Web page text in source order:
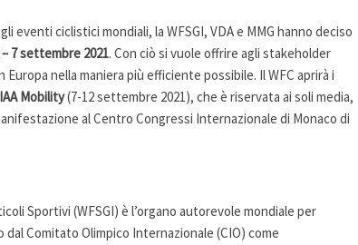
eventi ciclistici mondiali, la WFSGI, VDA e MMG hanno deciso
– 7 settembre 2021. Con ciò si vuole offrire agli stakeholder
nella maniera più efficiente possibile. Il WFC aprirà i
IAA Mobility(7-12 settembre 2021), che è riservata ai soli media,
al Centro Congressi Internazionale di Monaco di
Sportivi (WFSGI) è l’organo autorevole mondiale per
Comitato Olimpico Internazionale (CIO) come